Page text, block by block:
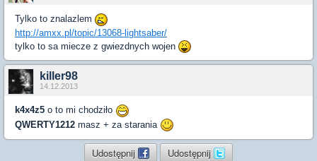
Tylko to znalazlem
http://amxx.pl/topic/13068-lightsaber/
tylko to sa miecze z gwiezdnych wojen
killer98
14.12.2013
k4x4z5 o to mi chodziło
QWERTY1212 masz + za starania
Udostępnij Udostępnij